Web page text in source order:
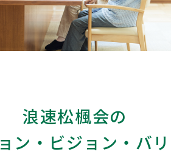
浪速松楓会の
ン・ビジョン・バ